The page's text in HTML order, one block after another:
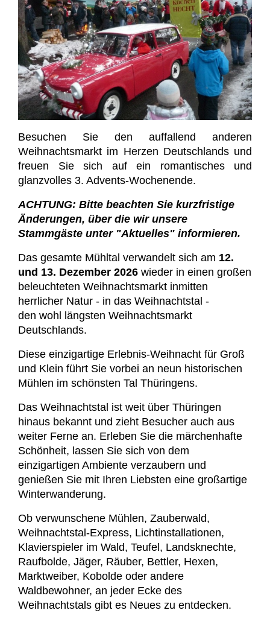
Besuchen Sie den auffallend anderen
Weihnachtsmarkt im Herzen Deutschlands und
freuen Sie sich auf ein romantisches und
glanzvolles 3. Advents-Wochenende.
ACHTUNG: Bitte beachten Sie kurzfristige
Änderungen, über die wir unsere
Stammgäste unter "Aktuelles" informieren.
Das gesamte Mühltal verwandelt sich am 12.
und 13. Dezember 2026 wieder in einen großen
beleuchteten Weihnachtsmarkt inmitten
herrlicher Natur - in das Weihnachtstal -
den wohl längsten Weihnachtsmarkt
Deutschlands.
Diese einzigartige Erlebnis-Weihnacht für Groß
und Klein führt Sie vorbei an neun historischen
Mühlen im schönsten Tal Thüringens.
Das Weihnachtstal ist weit über Thüringen
hinaus bekannt und zieht Besucher auch aus
weiter Ferne an. Erleben Sie die märchenhafte
Schönheit, lassen Sie sich von dem
einzigartigen Ambiente verzaubern und
genießen Sie mit Ihren Liebsten eine großartige
Winterwanderung.
Ob verwunschene Mühlen, Zauberwald,
Weihnachtstal-Express, Lichtinstallationen,
Klavierspieler im Wald, Teufel, Landsknechte,
Raufbolde, Jäger, Räuber, Bettler, Hexen,
Marktweiber, Kobolde oder andere
Waldbewohner, an jeder Ecke des
Weihnachtstals gibt es Neues zu entdecken.